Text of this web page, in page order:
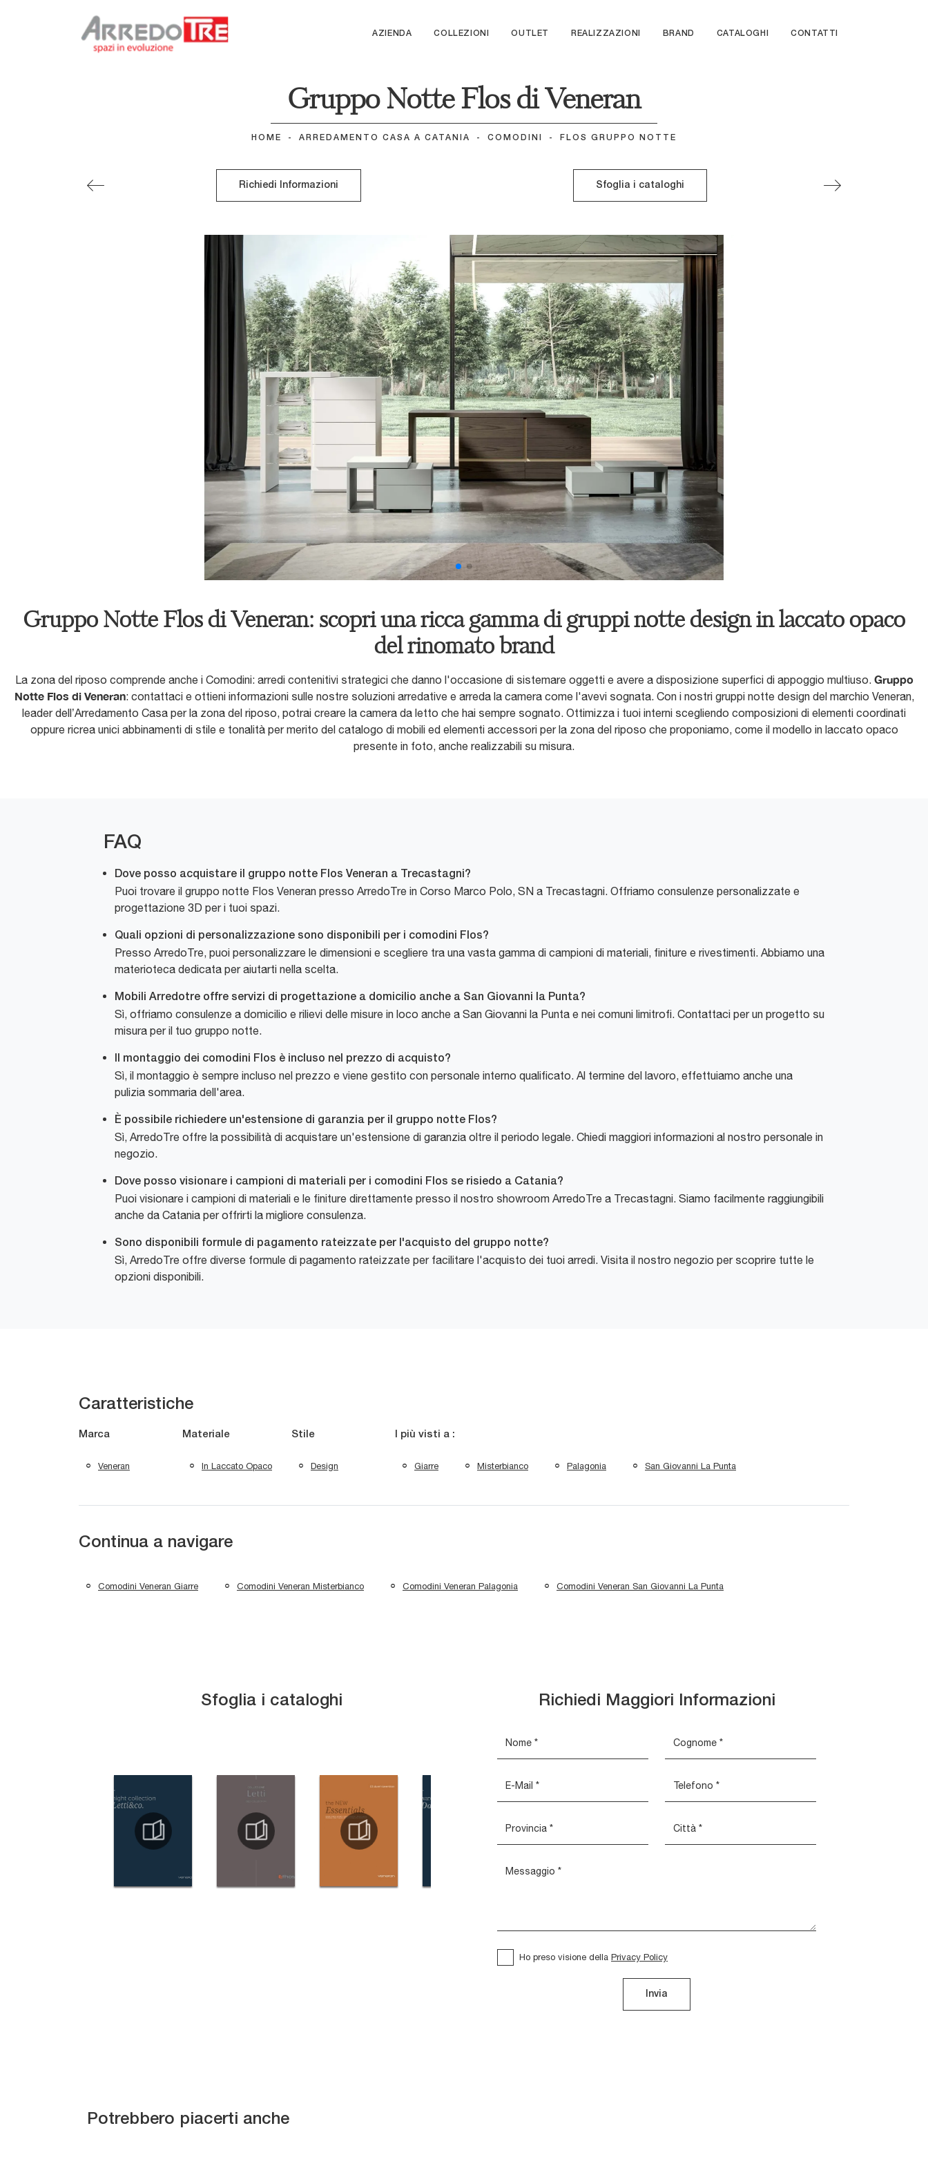
AZIENDA COLLEZIONI OUTLET REALIZZAZIONI BRAND CATALOGHI CONTATTI
Gruppo Notte Flos di Veneran
HOME - ARREDAMENTO CASA A CATANIA - COMODINI - FLOS GRUPPO NOTTE
Richiedi Informazioni Sfoglia i cataloghi
Gruppo Notte Flos di Veneran: scopri una ricca gamma di gruppi notte design in laccato opaco
del rinomato brand
La zona del riposo comprende anche i Comodini: arredi contenitivi strategici che danno l'occasione di sistemare oggetti e avere a disposizione superfici di appoggio multiuso. Gruppo
Notte Flos di Veneran: contattaci e ottieni informazioni sulle nostre soluzioni arredative e arreda la camera come l'avevi sognata. Con i nostri gruppi notte design del marchio Veneran,
leader dell’Arredamento Casa per la zona del riposo, potrai creare la camera da letto che hai sempre sognato. Ottimizza i tuoi interni scegliendo composizioni di elementi coordinati
oppure ricrea unici abbinamenti di stile e tonalità per merito del catalogo di mobili ed elementi accessori per la zona del riposo che proponiamo, come il modello in laccato opaco
presente in foto, anche realizzabili su misura.
FAQ
Dove posso acquistare il gruppo notte Flos Veneran a Trecastagni?
Puoi trovare il gruppo notte Flos Veneran presso ArredoTre in Corso Marco Polo, SN a Trecastagni. Offriamo consulenze personalizzate e
progettazione 3D per i tuoi spazi.
Quali opzioni di personalizzazione sono disponibili per i comodini Flos?
Presso ArredoTre, puoi personalizzare le dimensioni e scegliere tra una vasta gamma di campioni di materiali, finiture e rivestimenti. Abbiamo una
materioteca dedicata per aiutarti nella scelta.
Mobili Arredotre offre servizi di progettazione a domicilio anche a San Giovanni la Punta?
Sì, offriamo consulenze a domicilio e rilievi delle misure in loco anche a San Giovanni la Punta e nei comuni limitrofi. Contattaci per un progetto su
misura per il tuo gruppo notte.
Il montaggio dei comodini Flos è incluso nel prezzo di acquisto?
Sì, il montaggio è sempre incluso nel prezzo e viene gestito con personale interno qualificato. Al termine del lavoro, effettuiamo anche una
pulizia sommaria dell'area.
È possibile richiedere un'estensione di garanzia per il gruppo notte Flos?
Sì, ArredoTre offre la possibilità di acquistare un'estensione di garanzia oltre il periodo legale. Chiedi maggiori informazioni al nostro personale in
negozio.
Dove posso visionare i campioni di materiali per i comodini Flos se risiedo a Catania?
Puoi visionare i campioni di materiali e le finiture direttamente presso il nostro showroom ArredoTre a Trecastagni. Siamo facilmente raggiungibili
anche da Catania per offrirti la migliore consulenza.
Sono disponibili formule di pagamento rateizzate per l'acquisto del gruppo notte?
Sì, ArredoTre offre diverse formule di pagamento rateizzate per facilitare l'acquisto dei tuoi arredi. Visita il nostro negozio per scoprire tutte le
opzioni disponibili.
Caratteristiche
Marca
Veneran
Materiale
In Laccato Opaco
Stile
Design
I più visti a :
Giarre Misterbianco Palagonia San Giovanni La Punta
Continua a navigare
Comodini Veneran Giarre Comodini Veneran Misterbianco Comodini Veneran Palagonia Comodini Veneran San Giovanni La Punta
Sfoglia i cataloghi Richiedi Maggiori Informazioni
Ho preso visione della Privacy Policy
Invia
Potrebbero piacerti anche
Notte